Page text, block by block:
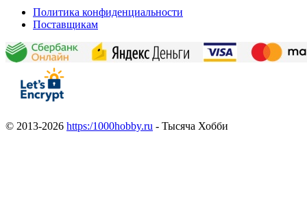
Политика конфиденциальности
Поставщикам
© 2013-2026 https:/1000hobby.ru - Тысяча Хобби